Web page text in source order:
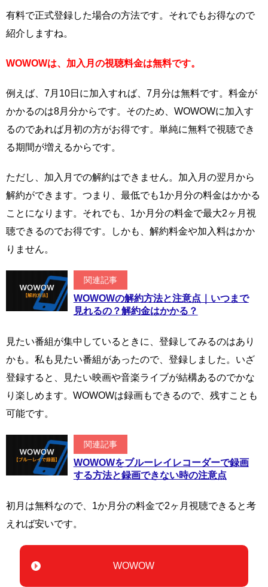
有料で正式登録した場合の方法です。それでもお得なので
紹介しますね。
WOWOWは、加入月の視聴料金は無料です。
例えば、7月10日に加入すれば、7月分は無料です。料金が
かかるのは8月分からです。そのため、WOWOWに加入す
るのであれば月初の方がお得です。単純に無料で視聴でき
る期間が増えるからです。
ただし、加入月での解約はできません。加入月の翌月から
解約ができます。つまり、最低でも1か月分の料金はかかる
ことになります。それでも、1か月分の料金で最大2ヶ月視
聴できるのでお得です。しかも、解約料金や加入料はかか
りません。
関連記事
WOWOWの解約方法と注意点｜いつまで
見れるの？解約金はかかる？
見たい番組が集中しているときに、登録してみるのはあり
かも。私も見たい番組があったので、登録しました。いざ
登録すると、見たい映画や音楽ライブが結構あるのでかな
り楽しめます。WOWOWは録画もできるので、残すことも
可能です。
関連記事
WOWOWをブルーレイレコーダーで録画
する方法と録画できない時の注意点
初月は無料なので、1か月分の料金で2ヶ月視聴できると考
えれば安いです。
WOWOW